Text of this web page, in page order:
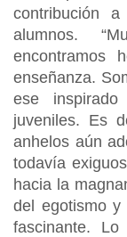
contribución
alumnos.
encontramos
enseñanza.
ese
juveniles. Es
anhelos aún
todavía
hacia la
del egotismo
fascinante.